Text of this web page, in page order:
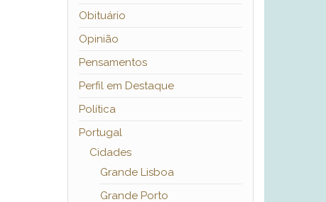
Obituário
Opinião
Pensamentos
Perfil em Destaque
Política
Portugal
Cidades
Grande Lisboa
Grande Porto